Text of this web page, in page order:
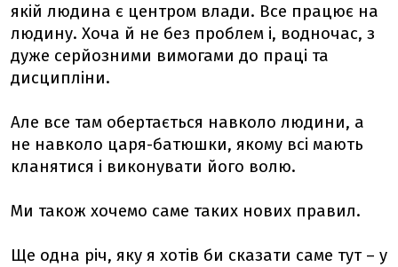
якій людина є центром влади. Все працює на
людину. Хоча й не без проблем і, водночас, з
дуже серйозними вимогами до праці та
дисципліни.
Але все там обертається навколо людини, а
не навколо царя-батюшки, якому всі мають
кланятися і виконувати його волю.
Ми також хочемо саме таких нових правил.
Ще одна річ, яку я хотів би сказати саме тут – у